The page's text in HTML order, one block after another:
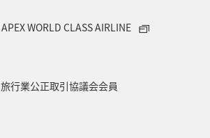
APEX WORLD CLASS AIRLINE
旅行業公正取引協議会会員